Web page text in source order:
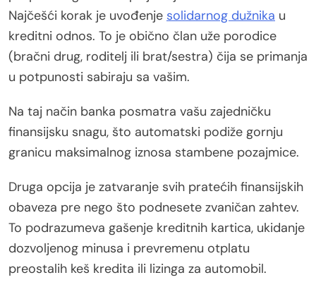
Najčešći korak je uvođenje solidarnog dužnika u
kreditni odnos. To je obično član uže porodice
(bračni drug, roditelj ili brat/sestra) čija se primanja
u potpunosti sabiraju sa vašim.
Na taj način banka posmatra vašu zajedničku
finansijsku snagu, što automatski podiže gornju
granicu maksimalnog iznosa stambene pozajmice.
Druga opcija je zatvaranje svih pratećih finansijskih
obaveza pre nego što podnesete zvaničan zahtev.
To podrazumeva gašenje kreditnih kartica, ukidanje
dozvoljenog minusa i prevremenu otplatu
preostalih keš kredita ili lizinga za automobil.